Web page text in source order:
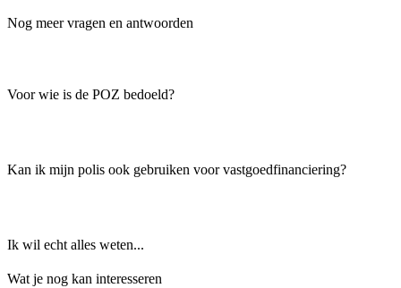
Nog meer vragen en antwoorden
Voor wie is de POZ bedoeld?
Kan ik mijn polis ook gebruiken voor vastgoedfinanciering?
Ik wil echt alles weten...
Wat je nog kan interesseren